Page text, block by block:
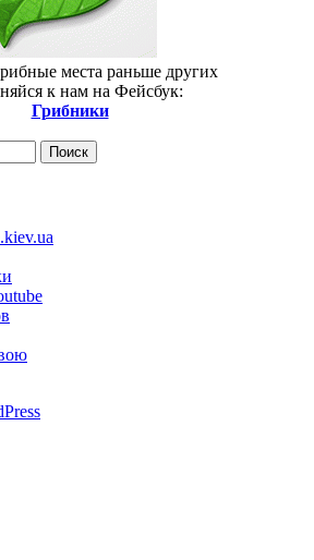
места раньше других
к нам на Фейсбук:
Грибники